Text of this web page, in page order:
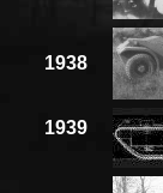
1938
1939